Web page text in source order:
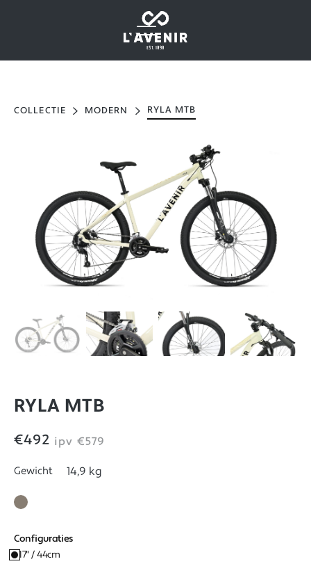
COLLECTIE MODERN RYLA MTB
RYLA MTB
€492 ipv €579
Gewicht 14,9 kg
Configuraties
17" / 44cm